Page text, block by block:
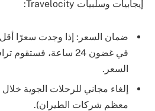
إيجابيات وسلبيات Travelocity:
ضمان السعر: إذا وجدت سعرًا
في غضون 24 ساعة،
السعر.
معظم شركات الطيران).